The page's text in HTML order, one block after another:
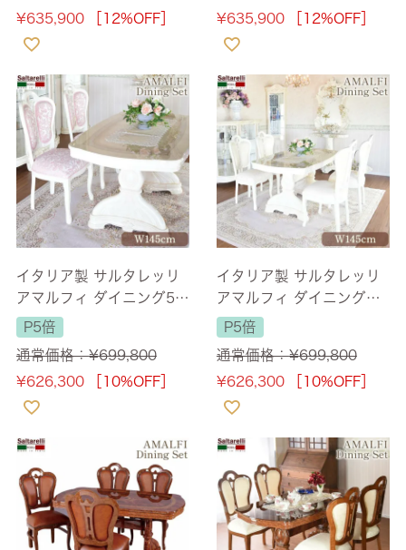
¥635,900 ［12%OFF］
¥635,900 ［12%OFF］
イタリア製 サルタレッリ
アマルフィ ダイニング5点
セット 145cm 大理石 IVO
RY バタフライ・ファブリ
ック ピンク 【送料無料】
P5倍
通常価格：¥699,800
¥626,300 ［10%OFF］
イタリア製 サルタレッリ
アマルフィ ダイニングセ
ット5P ファブリック アイ
ボリー 幅145cm 【送料無
料】
P5倍
通常価格：¥699,800
¥626,300 ［10%OFF］